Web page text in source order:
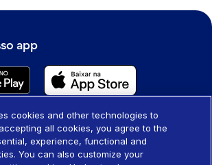
app
cookies and other technologies to
all cookies, you agree to the
experience, functional and
You can also customize your